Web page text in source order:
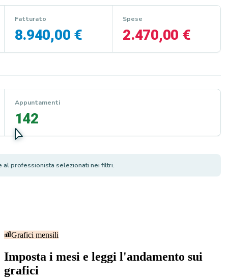
Fatturato
8.940,00 €
Spese
2.470,00 €
Appuntamenti
142
al professionista selezionati nei filtri.
Grafici mensili
Imposta i mesi e leggi l'andamento sui
grafici